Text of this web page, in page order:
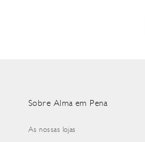
Sobre Alma em Pena
As nossas lojas